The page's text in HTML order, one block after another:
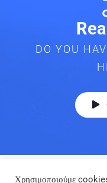
DO YOU
Χρησιμοποιούμε